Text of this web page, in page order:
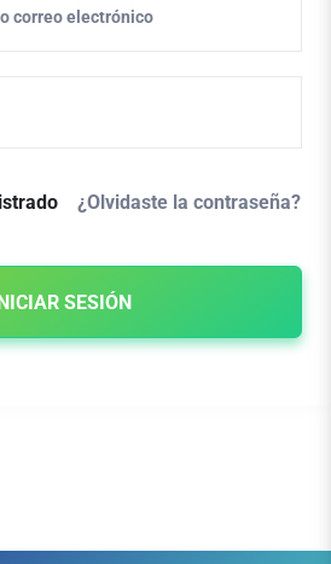
¿Olvidaste la contraseña?
SESIÓN